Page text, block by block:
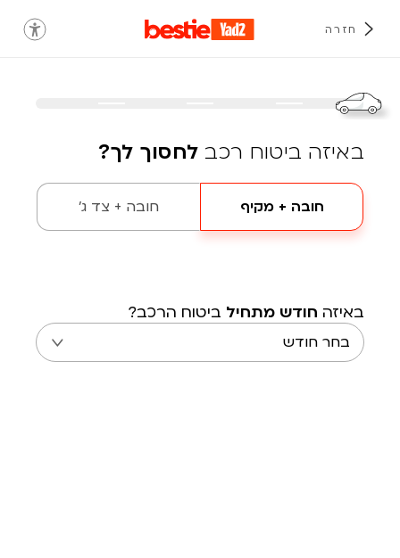
חזרה
באיזה ביטוח רכב לחסוך לך?
חובה + מקיף חובה + צד ג'
באיזה חודש מתחיל ביטוח הרכב?